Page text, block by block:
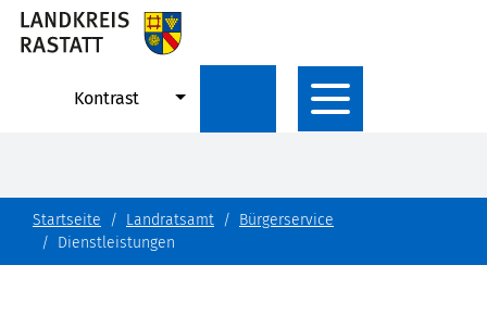
Kontrast
Startseite Landratsamt
Bürgerservice
Dienstleistungen